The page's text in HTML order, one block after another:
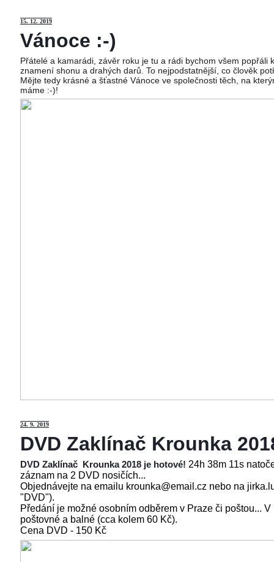
15. 12. 2019
Vánoce :-)
Přátelé a kamarádi, závěr roku je tu a rádi bychom všem
znamení shonu a drahých darů. To nejpodstatnější, co člověk
Mějte tedy krásné a šťastné Vánoce ve společnosti těch, na
máme :-)!
24. 9. 2019
DVD Zaklínač Krounka
DVD Zaklínač Krounka 2018 je hotové! 24h 38m 11s
záznam na 2 DVD nosičích...
Objednávejte na emailu krounka@email.cz nebo na
"DVD").
Předání je možné osobním odběrem v Praze či poštou...
poštovné a balné (cca kolem 60 Kč).
Cena DVD - 150 Kč